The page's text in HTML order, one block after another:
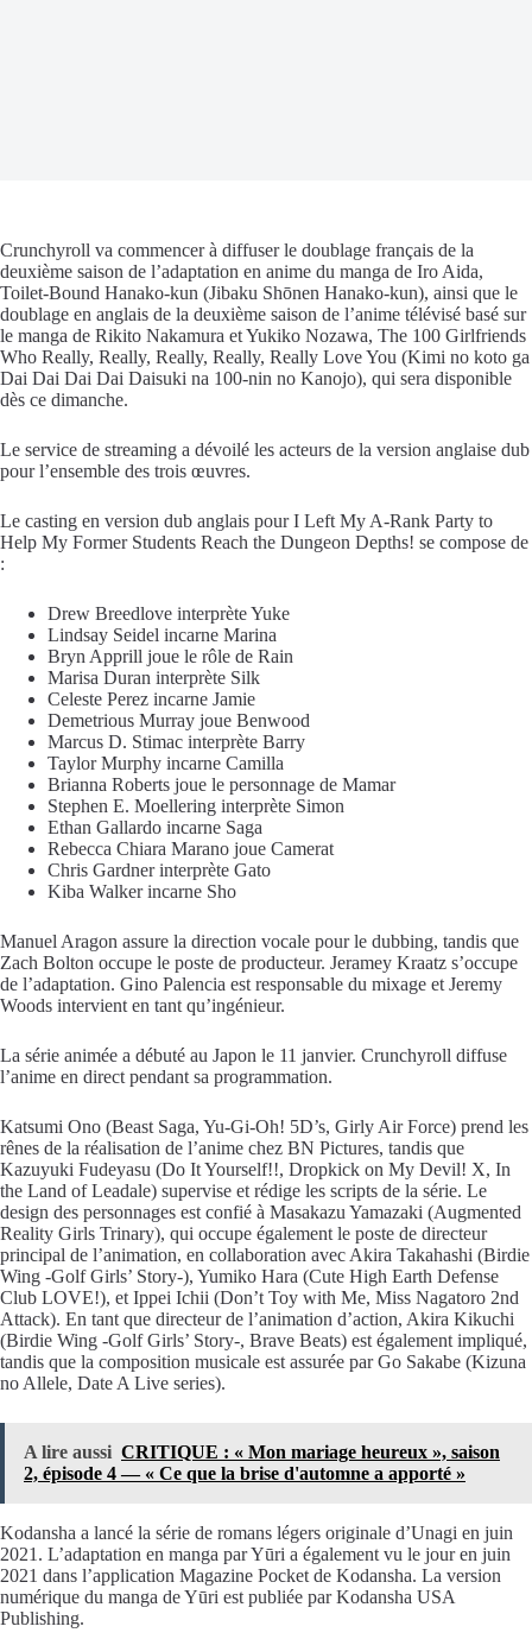
Crunchyroll va commencer à diffuser le doublage français de la
deuxième saison de l’adaptation en anime du manga de Iro Aida,
Toilet-Bound Hanako-kun (Jibaku Shōnen Hanako-kun), ainsi que le
doublage en anglais de la deuxième saison de l’anime télévisé basé sur
le manga de Rikito Nakamura etYukiko Nozawa, The 100 Girlfriends
Who Really, Really, Really, Really, Really Love You (Kimi no koto ga
Dai Dai Dai Dai Daisuki na 100-nin no Kanojo), qui sera disponible
dès ce dimanche.
Le service de streaming a dévoilé les acteurs de la version anglaise dub
pour l’ensemble des trois œuvres.
Le casting en version dub anglais pourI Left My A-Rank Party to
Help My Former Students Reach the Dungeon Depths! se compose de
:
Drew Breedlove interprète Yuke
Lindsay Seidel incarne Marina
Bryn Apprill joue le rôle de Rain
Marisa Duran interprète Silk
Celeste Perez incarne Jamie
Demetrious Murray joue Benwood
Marcus D. Stimac interprète Barry
Taylor Murphy incarne Camilla
Brianna Roberts joue le personnage de Mamar
Stephen E. Moellering interprète Simon
Ethan Gallardo incarne Saga
Rebecca Chiara Marano joue Camerat
Chris Gardnerinterprète Gato
Kiba Walkerincarne Sho
Manuel Aragon assure la direction vocale pour le dubbing, tandis que
Zach Bolton occupe le poste de producteur. Jeramey Kraatz s’occupe
de l’adaptation. Gino Palencia est responsable du mixage et Jeremy
Woods intervient en tant qu’ingénieur.
La série animée a débuté au Japon le 11 janvier. Crunchyroll diffuse
l’anime en direct pendant sa programmation.
Katsumi Ono (Beast Saga, Yu-Gi-Oh! 5D’s, Girly Air Force) prend les
rênes de la réalisation de l’anime chez BN Pictures, tandis que
Kazuyuki Fudeyasu (Do It Yourself!!, Dropkick on My Devil! X, In
the Land of Leadale) supervise et rédige les scripts de la série. Le
design des personnages est confié à Masakazu Yamazaki (Augmented
Reality Girls Trinary), qui occupe également le poste de directeur
principal de l’animation, en collaboration avec Akira Takahashi (Birdie
Wing -Golf Girls’ Story-), Yumiko Hara (Cute High Earth Defense
Club LOVE!), et Ippei Ichii (Don’t Toy with Me, Miss Nagatoro 2nd
Attack). En tant que directeur de l’animation d’action, Akira Kikuchi
(Birdie Wing -Golf Girls’ Story-, Brave Beats) est également impliqué,
tandis que la composition musicale est assurée parGo Sakabe (Kizuna
no Allele, Date A Live series).
A lire aussi CRITIQUE : « Mon mariage heureux », saison
2, épisode 4 — « Ce que la brise d'automne a apporté »
Kodansha a lancé la série de romans légers originale d’Unagi en juin
2021. L’adaptation en manga parYūri a également vu le jour en juin
2021 dans l’application Magazine Pocket de Kodansha. La version
numérique du manga deYūri est publiée parKodansha USA
Publishing.